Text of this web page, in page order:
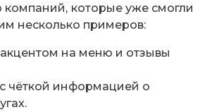
компаний, которые уже смогли
несколько примеров:
на меню и отзывы
чёткой информацией о